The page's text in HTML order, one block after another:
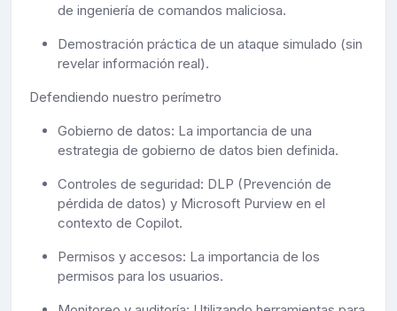
de ingeniería de comandos maliciosa.
Demostración práctica de un ataque simulado (sin
revelar información real).
Defendiendo nuestro perímetro
Gobierno de datos: La importancia de una
estrategia de gobierno de datos bien definida.
Controles de seguridad: DLP (Prevención de
pérdida de datos) y Microsoft Purview en el
contexto de Copilot.
Permisos y accesos: La importancia de los
permisos para los usuarios.